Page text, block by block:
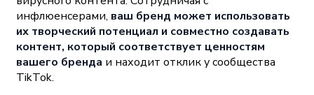
инфлюенсерами, ваш бренд может использовать
их творческий потенциал и совместно создавать
контент, который соответствует ценностям
вашего бренда и находит отклик у сообщества
TikTok.